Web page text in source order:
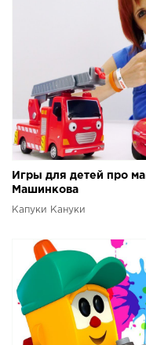
Игры для детей про
Машинкова
Капуки Кануки